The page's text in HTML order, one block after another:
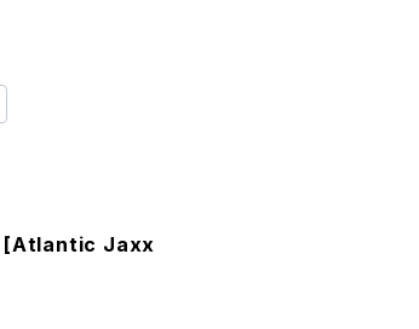
[Atlantic Jaxx